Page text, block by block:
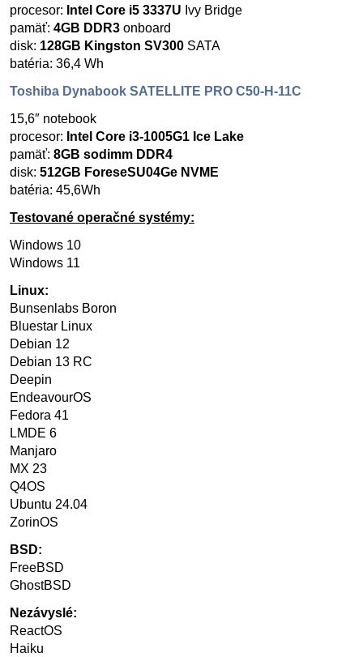
procesor: Intel Core i5 3337U Ivy Bridge
pamäť: 4GB DDR3 onboard
disk: 128GB Kingston SV300 SATA
batéria: 36,4 Wh
Toshiba Dynabook SATELLITE PRO C50-H-11C
15,6″ notebook
procesor: Intel Core i3-1005G1 Ice Lake
pamäť: 8GB sodimm DDR4
disk: 512GB ForeseSU04Ge NVME
batéria: 45,6Wh
Testované operačné systémy:
Windows 10
Windows 11
Linux:
Bunsenlabs Boron
Bluestar Linux
Debian 12
Debian 13 RC
Deepin
EndeavourOS
Fedora 41
LMDE 6
Manjaro
MX 23
Q4OS
Ubuntu 24.04
ZorinOS
BSD:
FreeBSD
GhostBSD
Nezávyslé:
ReactOS
Haiku